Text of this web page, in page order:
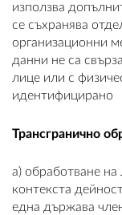
използва
се съхранява
организационни
данни не са
лице или с
идентифицирано
Трансгранично
a) обработване
контекста
една държава